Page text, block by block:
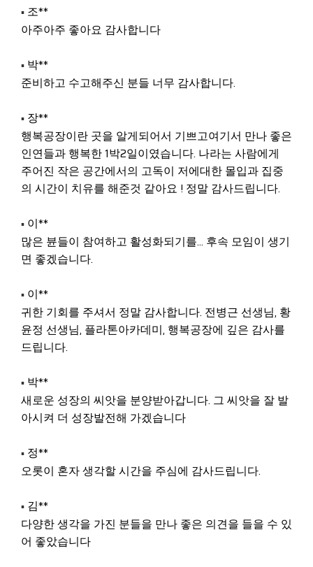
▪ 조**
아주아주 좋아요 감사합니다
▪ 박**
준비하고 수고해주신 분들 너무 감사합니다.
▪ 장**
행복공장이란 곳을 알게되어서 기쁘고여기서 만나 좋은
인연들과 행복한 1박2일이였습니다. 나라는 사람에게
주어진 작은 공간에서의 고독이 저에대한 몰입과 집중
의 시간이 치유를 해준것 같아요 ! 정말 감사드립니다.
▪ 이**
많은 뷴들이 참여하고 활성화되기를... 후속 모임이 생기
면 좋겠습니다.
▪ 이**
귀한 기회를 주셔서 정말 감사합니다. 전병근 선생님, 황
윤정 선생님, 플라톤아카데미, 행복공장에 깊은 감사를
드립니다.
▪ 박**
새로운 성장의 씨앗을 분양받아갑니다. 그 씨앗을 잘 발
아시켜 더 성장발전해 가겠습니다
▪ 정**
오롯이 혼자 생각할 시간을 주심에 감사드립니다.
▪ 김**
다양한 생각을 가진 분들을 만나 좋은 의견을 들을 수 있
어 좋았습니다